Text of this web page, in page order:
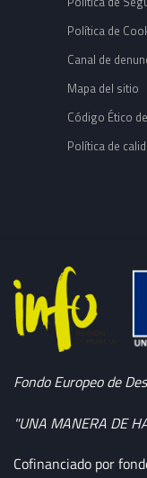
Política de
Canal de
Mapa del sitio
Código Ético
Política de
Fondo Europeo de
"UNA MANERA DE
Cofinanciado por